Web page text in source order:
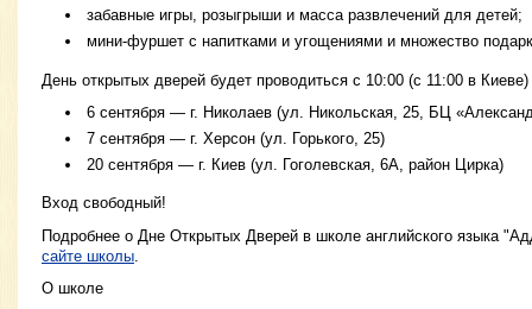
забавные игры, розыгрыши и масса развлечений для детей;
мини-фуршет с напитками и угощениями и множество
День открытых дверей будет проводиться с 10:00 (с 11:00 в
6 сентября — г. Николаев (ул. Никольская, 25, БЦ
7 сентября — г. Херсон (ул. Горького, 25)
20 сентября — г. Киев (ул. Гоголевская, 6А, район Цирка)
Вход свободный!
Подробнее о Дне Открытых Дверей в школе английского языка
сайте школы
О школе